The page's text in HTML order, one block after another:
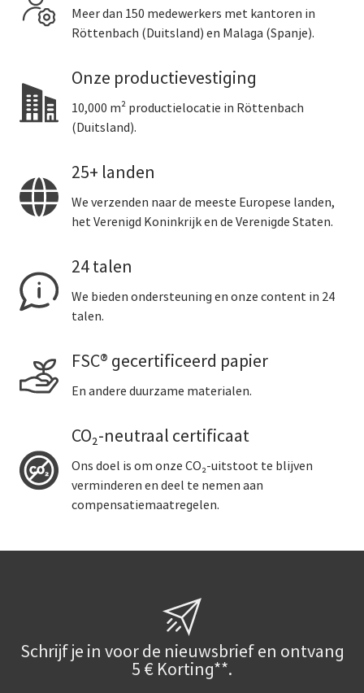
Meer dan 150 medewerkers met kantoren in
Röttenbach (Duitsland) en Malaga (Spanje).
Onze productievestiging
10,000 m² productielocatie in Röttenbach
(Duitsland).
25+ landen
We verzenden naar de meeste Europese landen,
het Verenigd Koninkrijk en de Verenigde Staten.
24 talen
We bieden ondersteuning en onze content in 24
talen.
FSC® gecertificeerd papier
En andere duurzame materialen.
CO₂-neutraal certificaat
Ons doel is om onze CO₂-uitstoot te blijven
verminderen en deel te nemen aan
compensatiemaatregelen.
Schrijf je in voor de nieuwsbrief en ontvang
5 € Korting**.